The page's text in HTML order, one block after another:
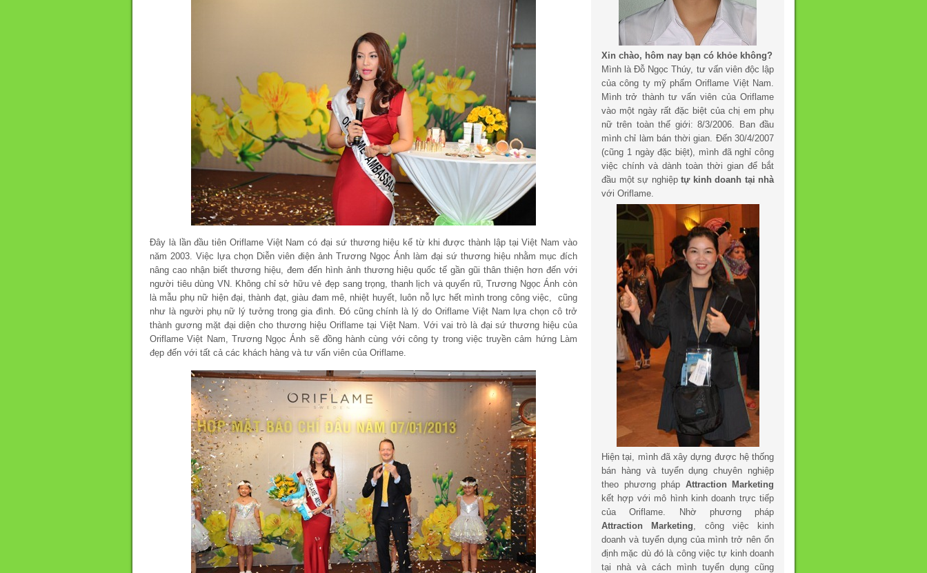
Đây là lần đầu tiên Oriflame Việt Nam có đại sứ thương hiệu kể từ khi được thành lập tại Việt Nam vào
năm 2003. Việc lựa chọn Diễn viên điện ảnh Trương Ngọc Ánh làm đại sứ thương hiệu nhằm mục đích
nâng cao nhận biết thương hiệu, đem đến hình ảnh thương hiệu quốc tế gần gũi thân thiện hơn đến với
người tiêu dùng VN. Không chỉ sở hữu vẻ đẹp sang trọng, thanh lịch và quyến rũ, Trương Ngọc Ánh còn
là mẫu phụ nữ hiện đại, thành đạt, giàu đam mê, nhiệt huyết, luôn nỗ lực hết mình trong công việc, cũng
như là người phụ nữ lý tưởng trong gia đình. Đó cũng chính là lý do Oriflame Việt Nam lựa chọn cô trở
thành gương mặt đại diện cho thương hiệu Oriflame tại Việt Nam. Với vai trò là đại sứ thương hiệu của
Oriflame Việt Nam, Trương Ngọc Ánh sẽ đồng hành cùng với công ty trong việc truyền cảm hứng Làm
đẹp đến với tất cả các khách hàng và tư vấn viên của Oriflame.
Xin chào, hôm nay bạn có khỏe không?
Mình là Đỗ Ngọc Thúy, tư vấn viên độc lập
của công ty mỹ phẩm Oriflame Việt Nam.
Mình trở thành tư vấn viên của Oriflame
vào một ngày rất đặc biệt của chị em phụ
nữ trên toàn thế giới: 8/3/2006. Ban đầu
mình chỉ làm bán thời gian. Đến 30/4/2007
(cũng 1 ngày đặc biệt), mình đã nghỉ công
việc chính và dành toàn thời gian để bắt
đầu một sự nghiệp tự kinh doanh tại nhà
với Oriflame.
Hiện tại, mình đã xây dựng được hệ thống
bán hàng và tuyển dụng chuyên nghiệp
theo phương pháp Attraction Marketing
kết hợp với mô hình kinh doanh trực tiếp
của Oriflame. Nhờ phương pháp
Attraction Marketing, công việc kinh
doanh và tuyển dụng của mình trở nên ổn
định mặc dù đó là công việc tự kinh doanh
tại nhà và cách mình tuyển dụng cũng